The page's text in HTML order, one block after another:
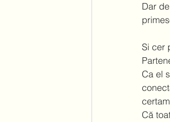
Dar
Si cer
Ca el
Că